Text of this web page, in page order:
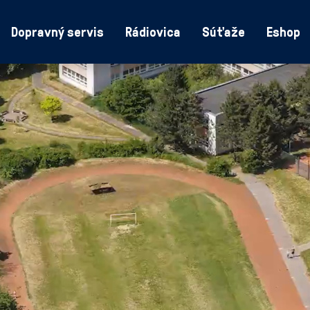
Dopravný servis Rádiovica Súťaže Eshop